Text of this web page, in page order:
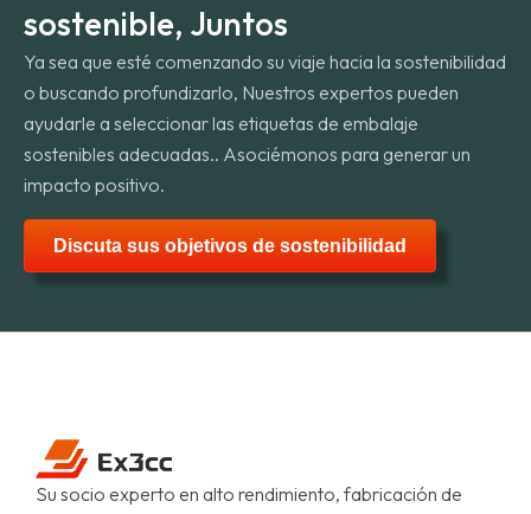
sostenible, Juntos
Ya sea que esté comenzando su viaje hacia la sostenibilidad
o buscando profundizarlo, Nuestros expertos pueden
ayudarle a seleccionar las etiquetas de embalaje
sostenibles adecuadas.. Asociémonos para generar un
impacto positivo.
Discuta sus objetivos de sostenibilidad
Su socio experto en alto rendimiento, fabricación de